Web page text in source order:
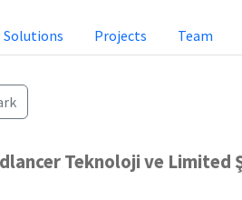
Solutions Projects Team
Teknoloji ve Limited